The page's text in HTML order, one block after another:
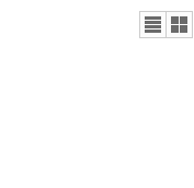
리스
트뷰
갤러
리뷰